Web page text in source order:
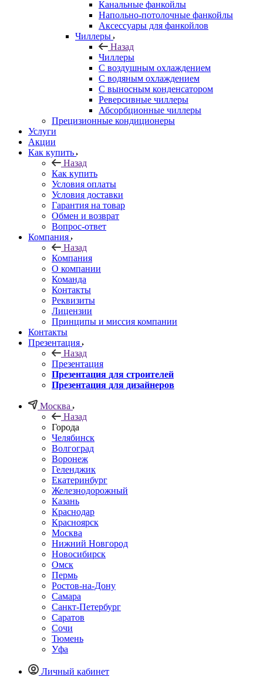
Канальные фанкойлы
Напольно-потолочные фанкойлы
Аксессуары для фанкойлов
Чиллеры
Назад
Чиллеры
С воздушным охлаждением
С водяным охлаждением
С выносным конденсатором
Реверсивные чиллеры
Абсорбционные чиллеры
Прецизионные кондиционеры
Услуги
Акции
Как купить
Назад
Как купить
Условия оплаты
Условия доставки
Гарантия на товар
Обмен и возврат
Вопрос-ответ
Компания
Назад
Компания
О компании
Команда
Контакты
Реквизиты
Лицензии
Принципы и миссия компании
Контакты
Презентация
Назад
Презентация
Презентация для строителей
Презентация для дизайнеров
Москва
Назад
Города
Челябинск
Волгоград
Воронеж
Геленджик
Екатеринбург
Железнодорожный
Казань
Краснодар
Красноярск
Москва
Нижний Новгород
Новосибирск
Омск
Пермь
Ростов-на-Дону
Самара
Санкт-Петербург
Саратов
Сочи
Тюмень
Уфа
Личный кабинет